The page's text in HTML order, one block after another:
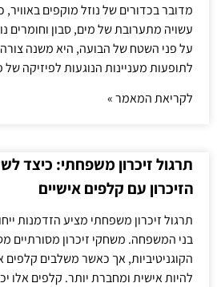
מדובר בכדורים של נוזל מוקפים
עשויה מתערובת של מים, סבון וחומרים
על פני השטח של הבועה, היא משנה
לתופעות מעניינות הנוגעות לפיזיקה
לקריאת המאמר »
תרגול זיכרון משפחתי: כיצד
הזיכרון עם קלפים אישיים
תרגול זיכרון משפחתי מציע הזדמנות
בני המשפחה. משחקי זיכרון מסורתיים
הקוגניטיביות, אך כאשר משלבים קלפים
להיות אישית ומחברת יותר. קלפים אלו